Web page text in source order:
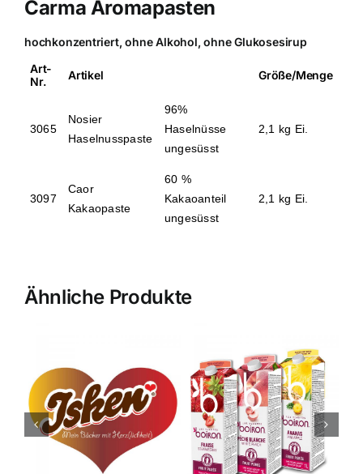
Carma Aromapasten
hochkonzentriert, ohne Alkohol, ohne Glukosesirup
Art-
Nr.
Artikel Größe/Menge
3065
Nosier
Haselnusspaste
96%
Haselnüsse
ungesüsst
2,1 kg Ei.
3097
Caor
Kakaopaste
60 %
Kakaoanteil
ungesüsst
2,1 kg Ei.
Ähnliche Produkte
boiron
Früchtepüree
boiron